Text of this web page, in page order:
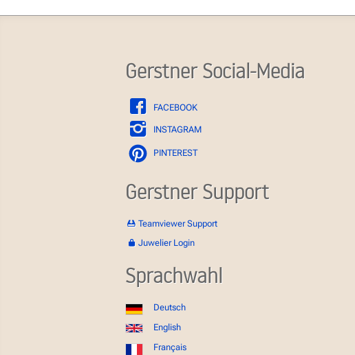
Gerstner Social-Media
FACEBOOK
INSTAGRAM
PINTEREST
Gerstner Support
Teamviewer Support
Juwelier Login
Sprachwahl
Deutsch
English
Français